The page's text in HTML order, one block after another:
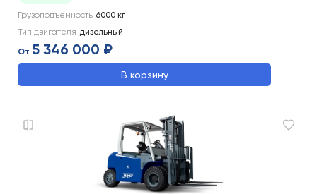
Грузоподъемность 6000 кг
Тип двигателя дизельный
От 5 346 000 ₽
В корзину